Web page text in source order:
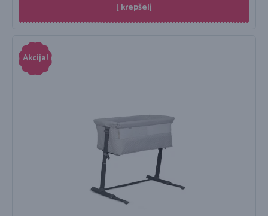
Į krepšelį
Akcija!